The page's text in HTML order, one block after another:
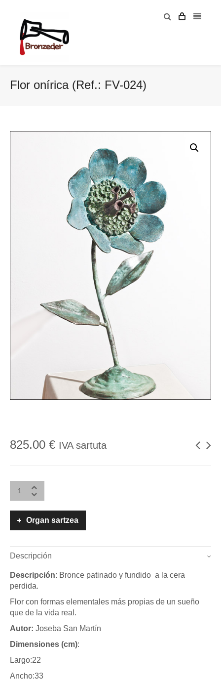
Flor onírica (Ref.: FV-024)
825.00 € IVA sartuta
Organ sartzea
Descripción
Descripción: Bronce patinado y fundido a la cera
perdida.
Flor con formas elementales más propias de un sueño
que de la vida real.
Autor: Joseba San Martín
Dimensiones (cm):
Largo:22
Ancho:33